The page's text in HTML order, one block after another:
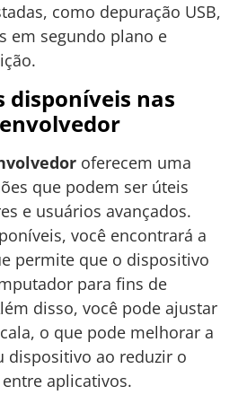
como depuração USB,
em segundo plano e
disponíveis nas
oferecem uma
que podem ser úteis
e usuários avançados.
você encontrará a
permite que o dispositivo
para fins de
disso, você pode ajustar
o que pode melhorar a
dispositivo ao reduzir o
aplicativos.